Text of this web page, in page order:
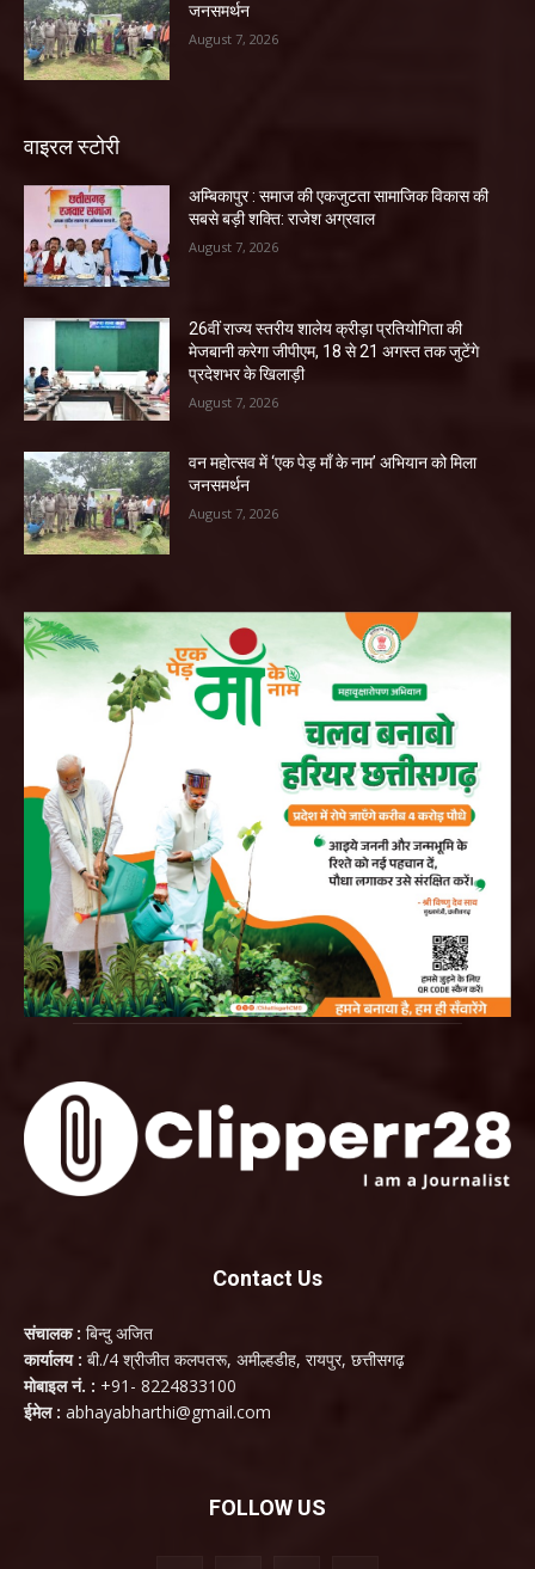
जनसमर्थन
August 7, 2026
वाइरल स्टोरी
अम्बिकापुर : समाज की एकजुटता सामाजिक विकास की
सबसे बड़ी शक्ति: राजेश अग्रवाल
August 7, 2026
26वीं राज्य स्तरीय शालेय क्रीड़ा प्रतियोगिता की
मेजबानी करेगा जीपीएम, 18 से 21 अगस्त तक जुटेंगे
प्रदेशभर के खिलाड़ी
August 7, 2026
वन महोत्सव में ‘एक पेड़ माँ के नाम’ अभियान को मिला
जनसमर्थन
August 7, 2026
Contact Us
संचालक : बिन्दु अजित
कार्यालय : बी./4 श्रीजीत कलपतरू, अमील्हडीह, रायपुर, छत्तीसगढ़
मोबाइल नं. : +91- 8224833100
ईमेल : abhayabharthi@gmail.com
FOLLOW US